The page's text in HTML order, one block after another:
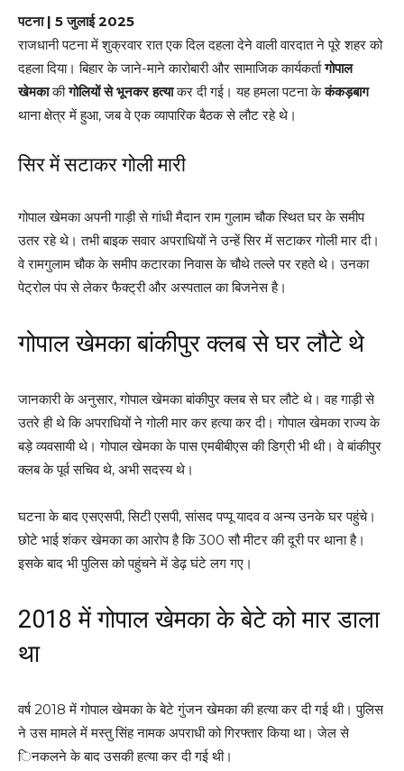
पटना | 5 जुलाई 2025
राजधानी पटना में शुक्रवार रात एक दिल दहला देने वाली वारदात ने पूरे शहर को
दहला दिया। बिहार के जाने-माने कारोबारी और सामाजिक कार्यकर्तागोपाल
खेमकाकीगोलियों से भूनकर हत्याकर दी गई। यह हमला पटना केकंकड़बाग
थाना क्षेत्र में हुआ, जब वे एक व्यापारिक बैठक से लौट रहे थे।
सिर में सटाकर गोली मारी
गोपाल खेमका अपनी गाड़ी से गांधी मैदान राम गुलाम चौक स्थित घर के समीप
उतर रहे थे। तभी बाइक सवार अपराधियों ने उन्हें सिर में सटाकर गोली मार दी।
वे रामगुलाम चौक के समीप कटारका निवास के चौथे तल्ले पर रहते थे। उनका
पेट्रोल पंप से लेकर फैक्ट्री और अस्पताल का बिजनेस है।
गोपाल खेमका बांकीपुर क्लब से घर लौटे थे
जानकारी के अनुसार, गोपाल खेमका बांकीपुर क्लब से घर लौटे थे। वह गाड़ी से
उतरे ही थे कि अपराधियों ने गोली मार कर हत्या कर दी। गोपाल खेमका राज्य के
बड़े व्यवसायी थे। गोपाल खेमका के पास एमबीबीएस की डिग्री भी थी। वे बांकीपुर
क्लब के पूर्व सचिव थे, अभी सदस्य थे।
घटना के बाद एसएसपी, सिटी एसपी, सांसद पप्पू यादव व अन्य उनके घर पहुंचे।
छोटे भाई शंकर खेमका का आरोप है कि 300 सौ मीटर की दूरी पर थाना है।
इसके बाद भी पुलिस को पहुंचने में डेढ़ घंटे लग गए।
2018 में गोपाल खेमका के बेटे को मार डाला
था
वर्ष 2018 में गोपाल खेमका के बेटे गुंजन खेमका की हत्या कर दी गई थी। पुलिस
ने उस मामले में मस्तु सिंह नामक अपराधी को गिरफ्तार किया था। जेल से
िनकलने के बाद उसकी हत्या कर दी गई थी।